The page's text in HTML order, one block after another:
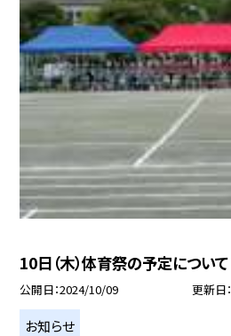
10日（木）体育祭の予定について
公開日 2024/10/09 更新日
お知らせ